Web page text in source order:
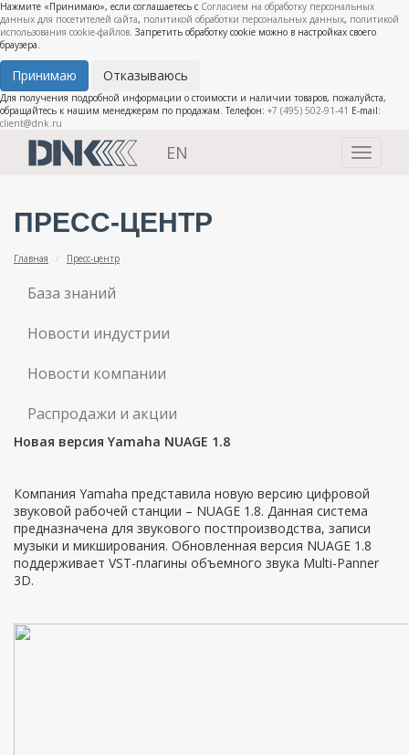
Нажмите «Принимаю», если соглашаетесь с Согласием на обработку персональных
данных для посетителей сайта, политикой обработки персональных данных, политикой
использования cookie-файлов. Запретить обработку cookie можно в настройках своего
браузера.
Принимаю Отказываюсь
Для получения подробной информации о стоимости и наличии товаров, пожалуйста,
обращайтесь к нашим менеджерам по продажам. Телефон: +7 (495) 502-91-41 E-mail:
client@dnk.ru
Toggle
EN
ПРЕСС-ЦЕНТР
Главная Пресс-центр
База знаний
Новости индустрии
Новости компании
Распродажи и акции
Новая версия Yamaha NUAGE 1.8
Компания Yamaha представила новую версию цифровой
звуковой рабочей станции – NUAGE 1.8. Данная система
предназначена для звукового постпроизводства, записи
музыки и микширования. Обновленная версия NUAGE 1.8
поддерживает VST-плагины объемного звука Multi-Panner
3D.